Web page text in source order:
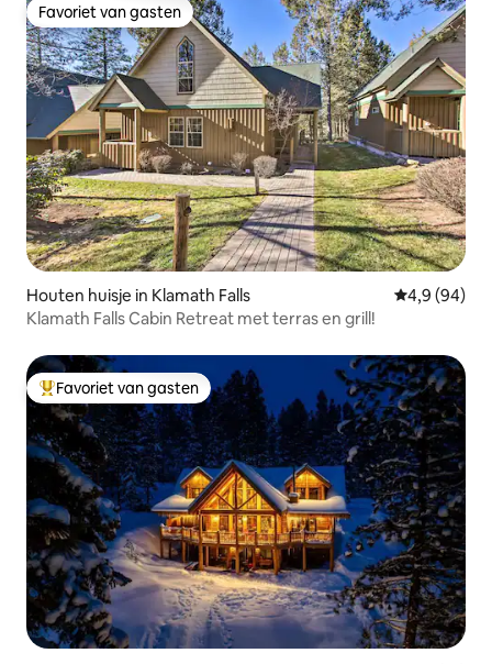
Favoriet van gasten
Favoriet van gasten
Houten huisje in Klamath Falls Gemiddelde
4,9 (94)
Klamath Falls Cabin Retreat met terras en grill!
Topfavoriet van gasten
Favoriet van gasten